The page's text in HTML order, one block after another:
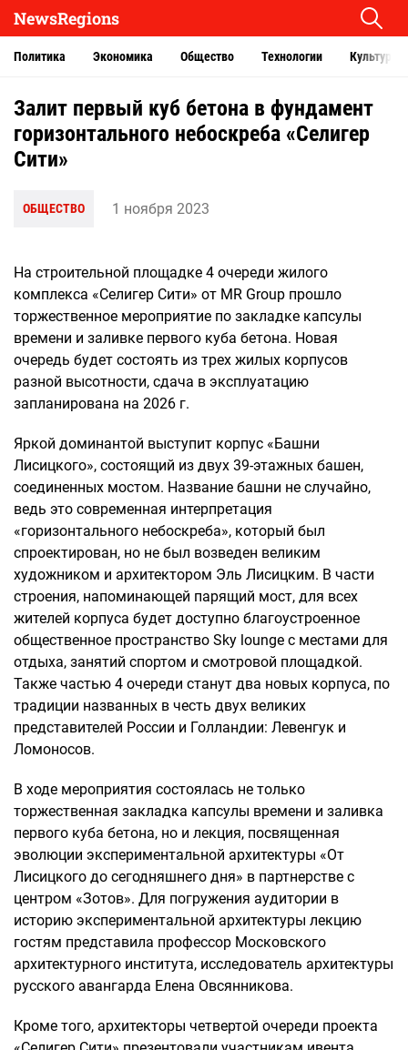
NewsRegions
Политика Экономика Общество Технологии Культура
Залит первый куб бетона в фундамент
горизонтального небоскреба «Селигер
Сити»
ОБЩЕСТВО 1 ноября 2023
На строительной площадке 4 очереди жилого
комплекса «Селигер Сити» от MR Group прошло
торжественное мероприятие по закладке капсулы
времени и заливке первого куба бетона. Новая
очередь будет состоять из трех жилых корпусов
разной высотности, сдача в эксплуатацию
запланирована на 2026 г.
Яркой доминантой выступит корпус «Башни
Лисицкого», состоящий из двух 39-этажных башен,
соединенных мостом. Название башни не случайно,
ведь это современная интерпретация
«горизонтального небоскреба», который был
спроектирован, но не был возведен великим
художником и архитектором Эль Лисицким. В части
строения, напоминающей парящий мост, для всех
жителей корпуса будет доступно благоустроенное
общественное пространство Sky lounge с местами для
отдыха, занятий спортом и смотровой площадкой.
Также частью 4 очереди станут два новых корпуса, по
традиции названных в честь двух великих
представителей России и Голландии: Левенгук и
Ломоносов.
В ходе мероприятия состоялась не только
торжественная закладка капсулы времени и заливка
первого куба бетона, но и лекция, посвященная
эволюции экспериментальной архитектуры «От
Лисицкого до сегодняшнего дня» в партнерстве с
центром «Зотов». Для погружения аудитории в
историю экспериментальной архитектуры лекцию
гостям представила профессор Московского
архитектурного института, исследователь архитектуры
русского авангарда Елена Овсянникова.
Кроме того, архитекторы четвертой очереди проекта